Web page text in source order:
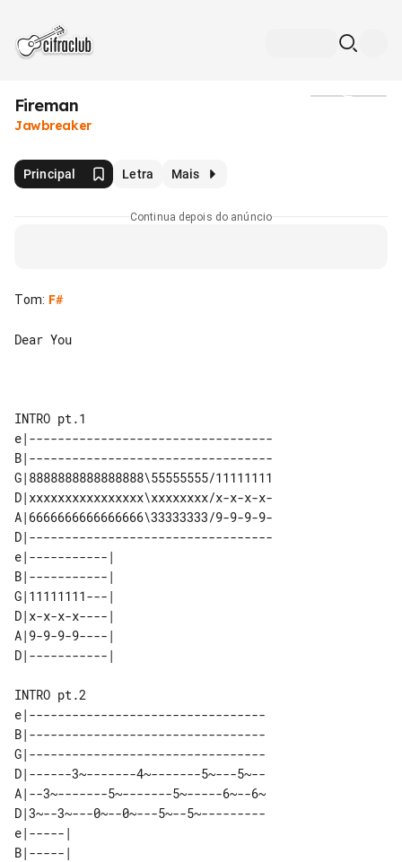
Fireman
Jawbreaker
Principal Letra Mais
Continua depois do anúncio
Tom: F#
Dear You
e|----------------------------------
B|----------------------------------
G|8888888888888888\55555555/11111111
D|xxxxxxxxxxxxxxxx\xxxxxxxx/x-x-x-x-
A|6666666666666666\33333333/9-9-9-9-
D|----------------------------------
e|-----------|
B|-----------|
G|11111111---|
D|x-x-x-x----|
A|9-9-9-9----|
e|---------------------------------
B|---------------------------------
G|---------------------------------
D|------3~-------4~-------5~---5~--
A|--3~-------5~-------5~-----6~--6~
D|3~--3~---0~--0~---5~--5~---------
e|-----|
B|-----|